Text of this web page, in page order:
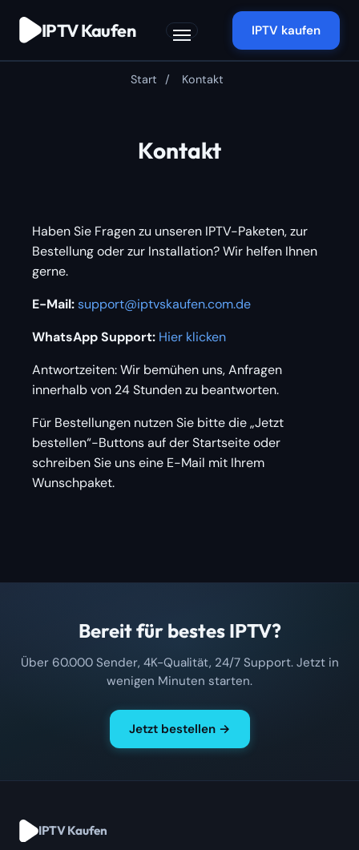
IPTV Kaufen IPTV kaufen
Start / Kontakt
Kontakt
Haben Sie Fragen zu unseren IPTV-Paketen, zur
Bestellung oder zur Installation? Wir helfen Ihnen
gerne.
E-Mail:support@iptvskaufen.com.de
WhatsApp Support: Hier klicken
Antwortzeiten: Wir bemühen uns, Anfragen
innerhalb von 24 Stunden zu beantworten.
Für Bestellungen nutzen Sie bitte die „Jetzt
bestellen“-Buttons auf der Startseite oder
schreiben Sie uns eine E-Mail mit Ihrem
Wunschpaket.
Bereit für bestes IPTV?
Über 60.000 Sender, 4K-Qualität, 24/7 Support. Jetzt in
wenigen Minuten starten.
Jetzt bestellen →
IPTV Kaufen